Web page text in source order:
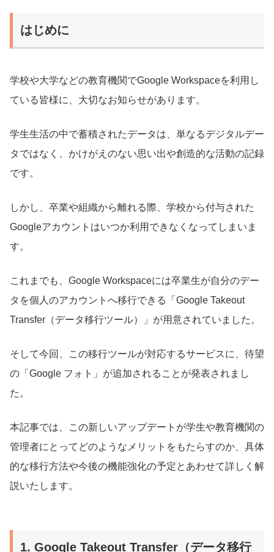
はじめに
学校や大学などの教育機関でGoogle Workspaceを利用し
ている皆様に、大切なお知らせがあります。
学生生活の中で蓄積されたデータは、単なるデジタルデー
タではなく、かけがえのない思い出や創造的な活動の記録
です。
しかし、卒業や組織から離れる際、学校から付与された
Googleアカウントはいつか利用できなくなってしまいま
す。
これまでも、Google Workspaceには卒業生が自分のデー
タを個人のアカウントへ移行できる「Google Takeout
Transfer（データ移行ツール）」が用意されていました。
そして今回、この移行ツールが対応するサービスに、待望
の「Google フォト」が追加されることが発表されまし
た。
本記事では、この新しいアップデートが学生や教育機関の
管理者にとってどのようなメリットをもたらすのか、具体
的な移行方法や今後の機能強化の予定とあわせて詳しく解
説いたします。
1. Google Takeout Transfer（データ移行